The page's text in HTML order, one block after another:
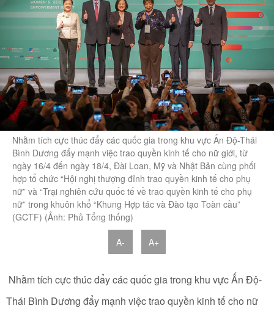
Nhằm tích cực thúc đẩy các quốc gia trong khu vực Ấn Độ-Thái
Bình Dương đẩy mạnh việc trao quyền kinh tế cho nữ giới, từ
ngày 16/4 đến ngày 18/4, Đài Loan, Mỹ và Nhật Bản cùng phối
hợp tổ chức “Hội nghị thượng đỉnh trao quyền kinh tế cho phụ
nữ” và “Trại nghiên cứu quốc tế về trao quyền kinh tế cho phụ
nữ” trong khuôn khổ “Khung Hợp tác và Đào tạo Toàn cầu”
(GCTF) (Ảnh: Phủ Tổng thống)
A- A+
Nhằm tích cực thúc đẩy các quốc gia trong khu vực Ấn Độ-
Thái Bình Dương đẩy mạnh việc trao quyền kinh tế cho nữ